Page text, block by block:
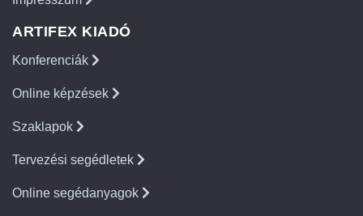
ARTIFEX KIADÓ
Konferenciák
Online képzések
Szaklapok
Tervezési segédletek
Online segédanyagok